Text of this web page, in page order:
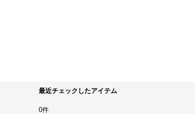
最近チェックしたアイテム
0件